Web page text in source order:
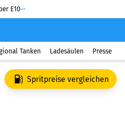
E10
Tanken Ladesäulen Presse
Spritpreise vergleichen